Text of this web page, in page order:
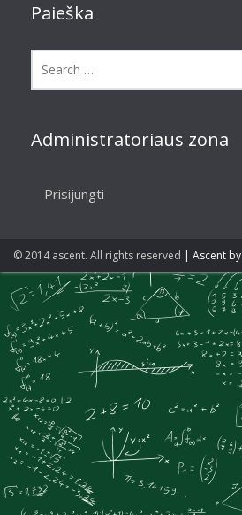
Paieška
Administratoriaus zona
Prisijungti
© 2014 ascent. All rights reserved | Ascent by